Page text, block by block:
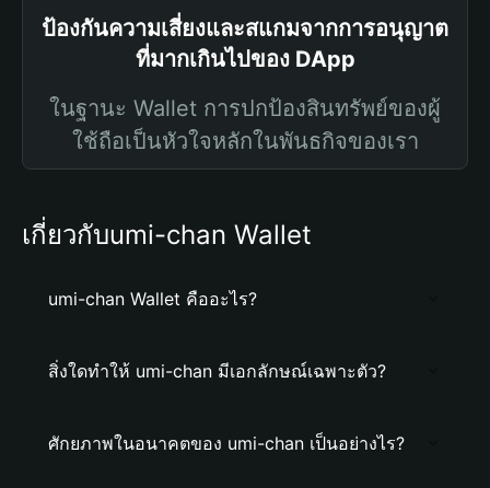
ป้องกันความเสี่ยงและสแกมจากการอนุญาต
ที่มากเกินไปของ DApp
ในฐานะ Wallet การปกป้องสินทรัพย์ของผู้
ใช้ถือเป็นหัวใจหลักในพันธกิจของเรา
เกี่ยวกับumi-chan Wallet
umi-chan Wallet คืออะไร?
สิ่งใดทำให้ umi-chan มีเอกลักษณ์เฉพาะตัว?
ศักยภาพในอนาคตของ umi-chan เป็นอย่างไร?